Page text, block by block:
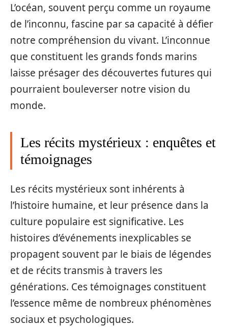
L’océan, souvent perçu comme un royaume
de l’inconnu, fascine par sa capacité à défier
notre compréhension du vivant. L’inconnue
que constituent les grands fonds marins
laisse présager des découvertes futures qui
pourraient bouleverser notre vision du
monde.
Les récits mystérieux : enquêtes et
témoignages
Les récits mystérieux sont inhérents à
l’histoire humaine, et leur présence dans la
culture populaire est significative. Les
histoires d’événements inexplicables se
propagent souvent par le biais de légendes
et de récits transmis à travers les
générations. Ces témoignages constituent
l’essence même de nombreux phénomènes
sociaux et psychologiques.